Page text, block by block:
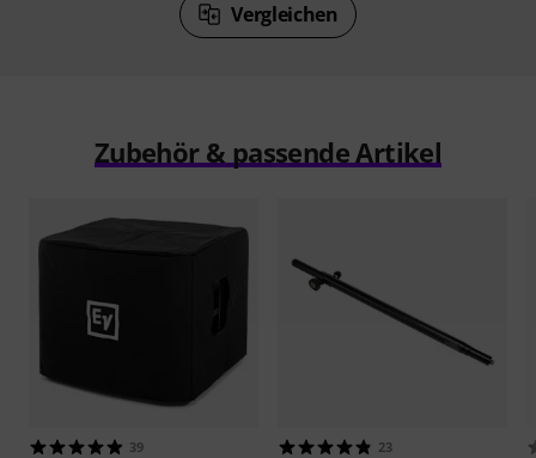
Vergleichen
Zubehör & passende Artikel
39 23